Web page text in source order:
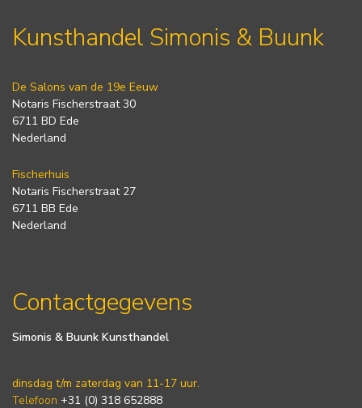
Kunsthandel Simonis & Buunk
De Salons van de 19e Eeuw
Notaris Fischerstraat 30
6711 BD Ede
Nederland
Fischerhuis
Notaris Fischerstraat 27
6711 BB Ede
Nederland
Contactgegevens
Simonis & Buunk Kunsthandel
dinsdag t/m zaterdag van 11-17 uur.
Telefoon +31 (0) 318 652888